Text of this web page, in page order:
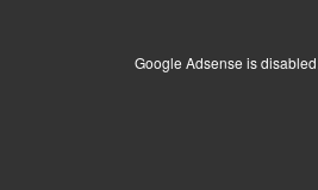
Google Adsense is disabled.